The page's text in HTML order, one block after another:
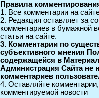
Правила
1. Все комментарии на
2. Редакция оставляет за
комментариев в бумажной
статьи на сайте.
3. Комментарии по
субъективного мнения
содержащейся в
Администрация Сайта не
комментариев
4. Оставляйте
комментируемой новости